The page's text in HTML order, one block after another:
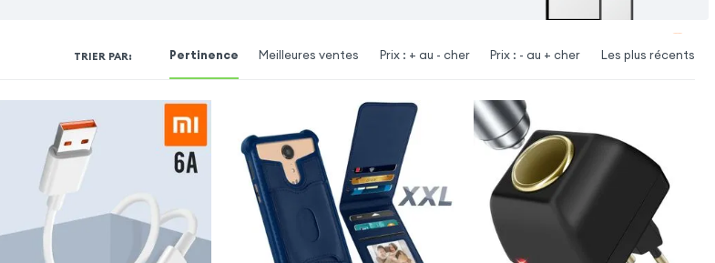
TRIER PAR: Pertinence Meilleures ventes Prix : + au - cher Prix : - au + cher Les plus récents